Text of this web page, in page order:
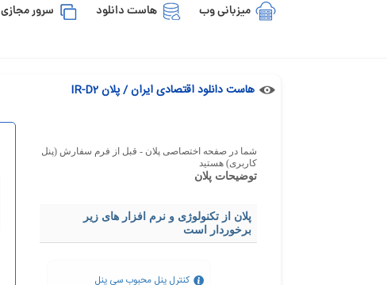
میزبانی وب هاست دانلود سرور مجازی
هاست دانلود اقتصادی ایران / پلان IR-D2
شما در صفحه اختصاصی پلان - قبل از فرم سفارش (پنل
کاربری) هستید
توضیحات پلان
پلان از تکنولوژی و نرم افزار های زیر
برخوردار است
کنترل پنل محبوب سی پنل